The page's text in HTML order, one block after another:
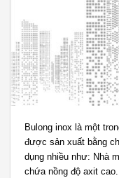
Bulong inox là một
được sản xuất bằng
dụng nhiều như: Nhà
chứa nồng độ axit cao.